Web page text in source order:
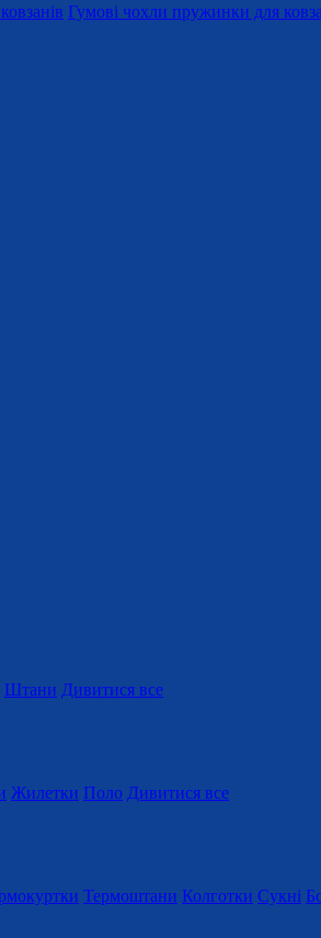
Гумові чохли пружинки для
Штани Дивитися все
Жилетки Поло Дивитися все
Термоштани Колготки Сукні